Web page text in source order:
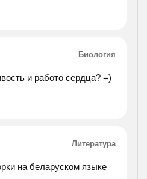
Биология
и работо сердца? =)
Литература
на беларуском языке